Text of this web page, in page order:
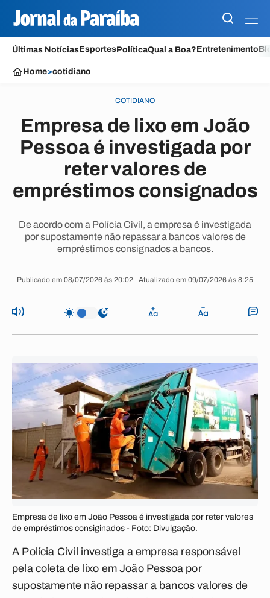
Últimas NotíciasEsportesPolíticaQual a Boa?Entretenimento
Home>cotidiano
COTIDIANO
Empresa de lixo em João
Pessoa é investigada por
reter valores de
empréstimos consignados
De acordo com a Polícia Civil, a empresa é investigada
por supostamente não repassar a bancos valores de
empréstimos consignados a bancos.
Publicado em 08/07/2026 às 20:02 | Atualizado em 09/07/2026 às 8:25
Empresa de lixo em João Pessoa é investigada por reter valores
de empréstimos consiginados - Foto: Divulgação.
A Polícia Civil investiga a empresa responsável
pela coleta de lixo em João Pessoa por
supostamente não repassar a bancos valores de